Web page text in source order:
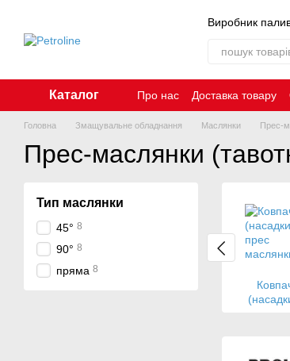
Виробник
Каталог Про нас Доставка товару
Контакти
Головна Змащувальне обладнання Маслянки Прес-
Прес-маслянки
Тип маслянки
45° 8
90° 8
пряма 8